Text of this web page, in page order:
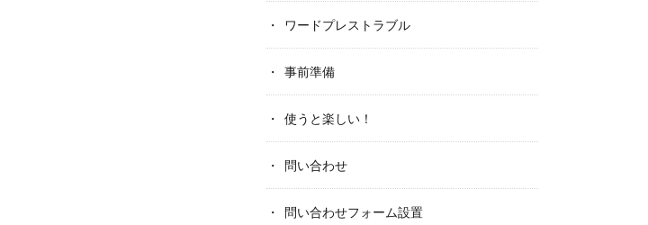
「楽して儲かる商売なんてこの世に存在しません！」
ワードプレストラブル
事前準備
使うと楽しい！
問い合わせ
問い合わせフォーム設置